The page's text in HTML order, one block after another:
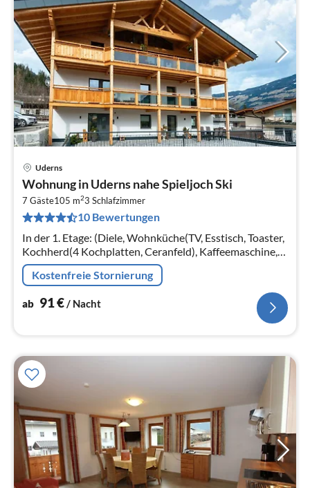
Uderns
Wohnung in Uderns nahe Spieljoch Ski
7 Gäste105 m23 Schlafzimmer
10 Bewertungen
In der 1. Etage: (Diele, Wohnküche(TV, Esstisch, Toaster,
Kochherd(4 Kochplatten, Ceranfeld), Kaffeemaschine,
Backofen, Mikrowelle, Spülmaschine, Tiefkühlschrank)
Kostenfreie Stornierung
ab 91€/ Nacht